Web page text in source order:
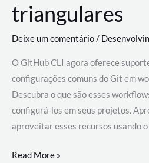
triangulares
Deixe um comentário/
O GitHub CLI agora oferece
configurações comuns do Git em
Descubra o que são esses
configurá-los em seus projetos.
aproveitar esses recursos usando
GitHub
Read More »